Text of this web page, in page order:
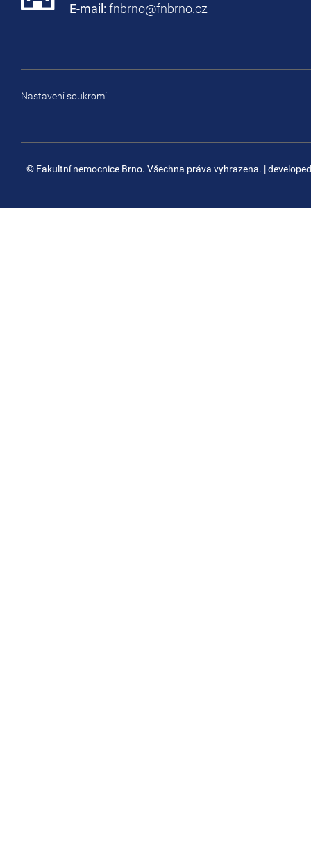
E-mail: fnbrno@fnbrno.cz
Nastavení soukromí
© Fakultní nemocnice Brno. Všechna práva vyhrazena. |